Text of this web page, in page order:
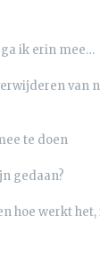
ik erin mee…
van
te doen
gedaan?
hoe werkt